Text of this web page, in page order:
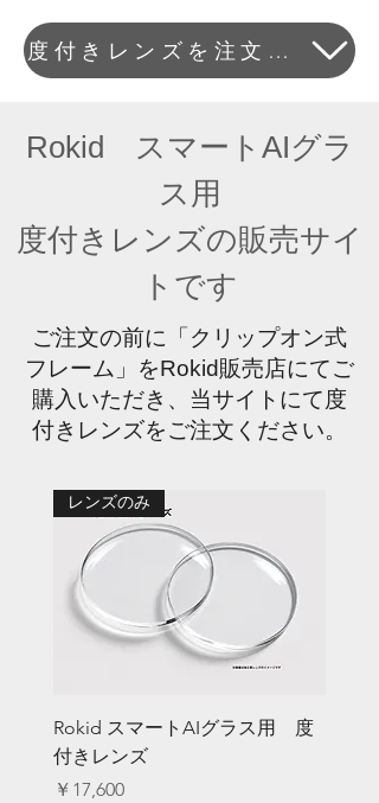
度付きレンズを注文する
​Rokid スマートAIグラ
ス用
​度付きレンズの販売サイ
トです
​​ご注文の前に「クリップオン式
フレーム」をRokid販売店にてご
購入いただき、当サイトにて度
付きレンズをご注文ください。
レンズのみ
Rokid スマートAIグラス用 度
付きレンズ
価格
￥17,600